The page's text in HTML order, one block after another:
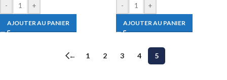
- +
AJOUTER AU PANIER
- +
AJOUTER AU PANIER
← 1 2 3 4 5